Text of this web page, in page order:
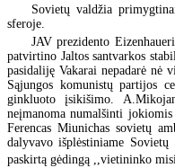
Sovietų valdžia
sferoje.
JAV prezidento
patvirtino Jaltos santvarkos
pasidaliję Vakarai nepadarė
Sąjungos komunistų partijos
ginkluoto įsikišimo.
neįmanoma numalšinti
Ferencas Miunichas sovietų
dalyvavo išplėstiniame
paskirtą gėdingą ,,vietininko